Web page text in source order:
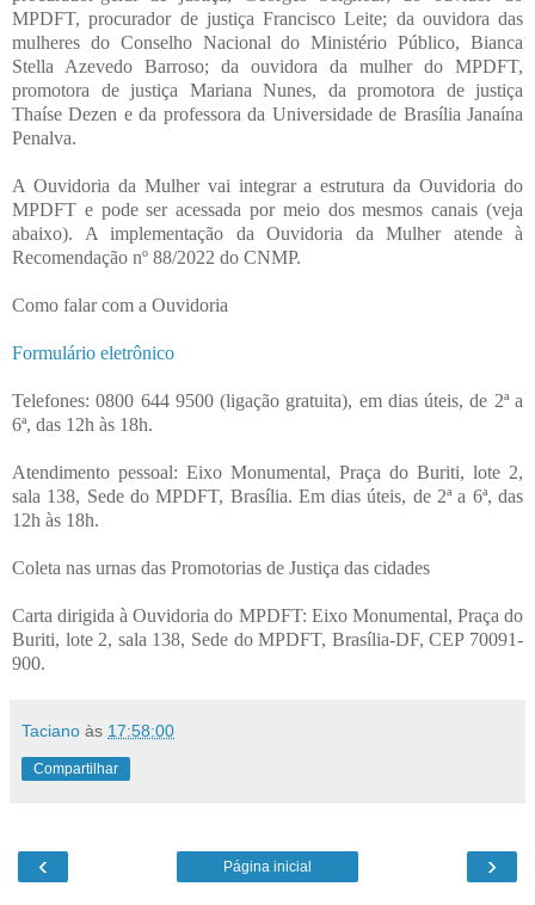
MPDFT, procurador de justiça Francisco Leite; da ouvidora das
mulheres do Conselho Nacional do Ministério Público, Bianca
Stella Azevedo Barroso; da ouvidora da mulher do MPDFT,
promotora de justiça Mariana Nunes, da promotora de justiça
Thaíse Dezen e da professora da Universidade de Brasília Janaína
Penalva.
A Ouvidoria da Mulher vai integrar a estrutura da Ouvidoria do
MPDFT e pode ser acessada por meio dos mesmos canais (veja
abaixo). A implementação da Ouvidoria da Mulher atende à
Recomendação nº 88/2022 do CNMP.
Como falar com a Ouvidoria
Formulário eletrônico
Telefones: 0800 644 9500 (ligação gratuita), em dias úteis, de 2ª a
6ª, das 12h às 18h.
Atendimento pessoal: Eixo Monumental, Praça do Buriti, lote 2,
sala 138, Sede do MPDFT, Brasília. Em dias úteis, de 2ª a 6ª, das
12h às 18h.
Coleta nas urnas das Promotorias de Justiça das cidades
Carta dirigida à Ouvidoria do MPDFT: Eixo Monumental, Praça do
Buriti, lote 2, sala 138, Sede do MPDFT, Brasília-DF, CEP 70091-
900.
Taciano às 17:58:00
Compartilhar
‹ ›
Página inicial